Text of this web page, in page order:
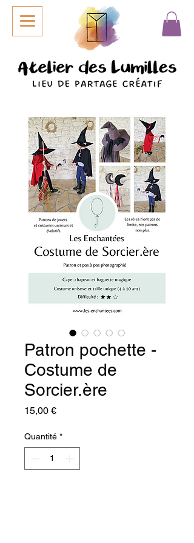
Patron pochette -
Costume de
Sorcier.ère
15,00 €Prix
Quantité *